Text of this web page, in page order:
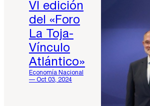
VI edición
del «Foro
La Toja-
Vínculo
Atlántico»
Economía Nacional
— Oct 03, 2024